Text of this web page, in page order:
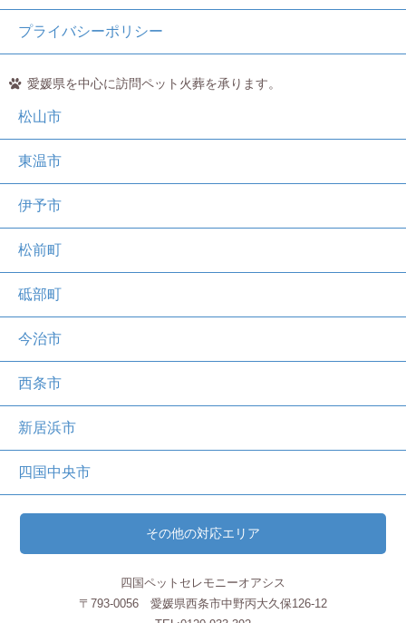
プライバシーポリシー
愛媛県を中心に訪問ペット火葬を承ります。
松山市
東温市
伊予市
松前町
砥部町
今治市
西条市
新居浜市
四国中央市
その他の対応エリア
四国ペットセレモニーオアシス
〒793-0056 愛媛県西条市中野丙大久保126-12